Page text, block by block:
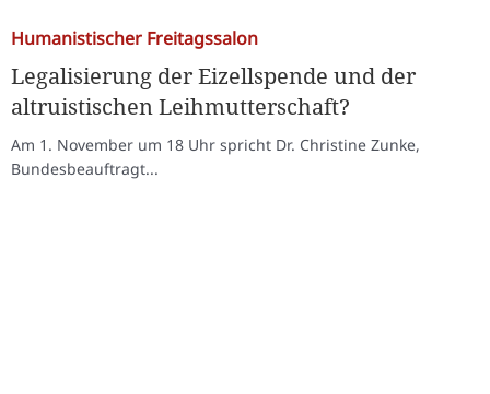
Humanistischer Freitagssalon
Legalisierung der Eizellspende und der
altruistischen Leihmutterschaft?
Am 1. November um 18 Uhr spricht Dr. Christine Zunke,
Bundesbeauftragt...